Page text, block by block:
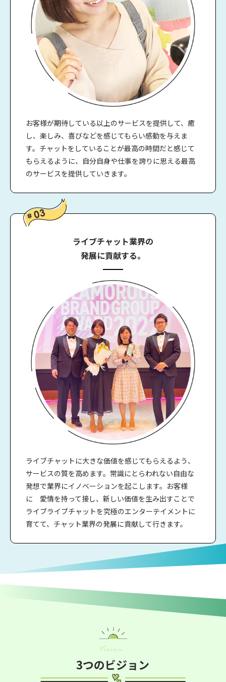
お客様が期待している以上のサービスを提供して、癒
し、楽しみ、喜びなどを感じてもらい感動を与えま
す。チャットをしていることが最高の時間だと感じて
もらえるように、自分自身や仕事を誇りに思える最高
のサービスを提供していきます。
ライブチャット業界の
発展に貢献する。
ライブチャットに大きな価値を感じてもらえるよう、
サービスの質を高めます。常識にとらわれない自由な
発想で業界にイノベーションを起こします。お客様
に 愛情を持って接し、新しい価値を生み出すことで
ライブライブチャットを究極のエンターテイメントに
育てて、チャット業界の発展に貢献して行きます。
3つのビジョン